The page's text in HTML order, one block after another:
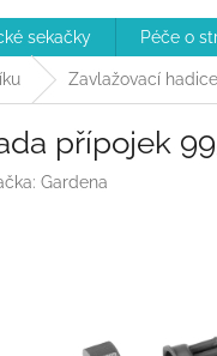
sekačky Péče o
Zavlažovací hadice
přípojek
Gardena